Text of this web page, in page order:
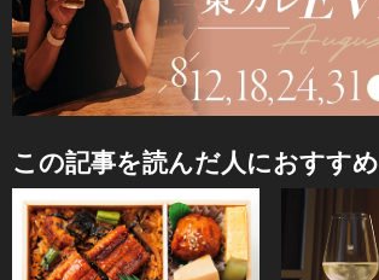
この記事を読んだ人におすすめ